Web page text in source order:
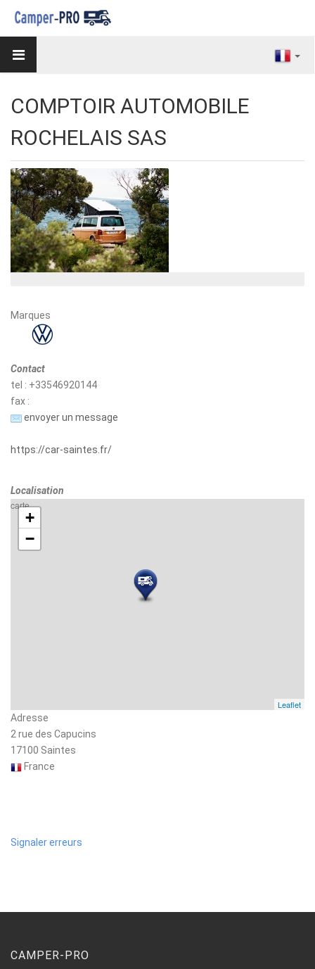
COMPTOIR AUTOMOBILE
ROCHELAIS SAS
Marques
Contact
tel : +33546920144
fax :
envoyer un message
https://car-saintes.fr/
Localisation
carte
+
−
Leaflet
Adresse
2 rue des Capucins
17100 Saintes
France
Signaler erreurs
CAMPER-PRO